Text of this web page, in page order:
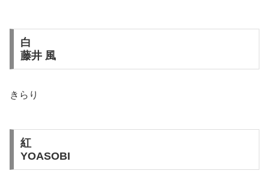
白
藤井 風
きらり
紅
YOASOBI